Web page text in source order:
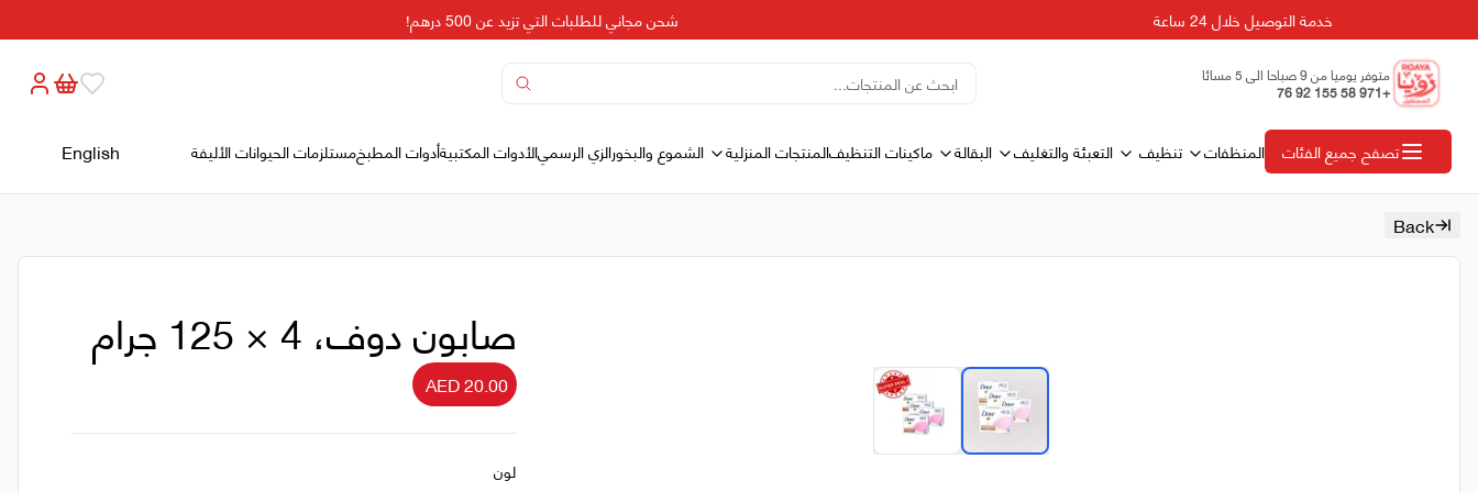
خدمة التوصيل خلال 24 ساعة شحن مجاني للطلبات التي تزيد عن 500 درهم!
متوفر يوميا من 9 صباحا الى 5 مسائا
+971 58 155 92 76
تصفح جميع الفئات المنظفات تنظيف التعبئة والتغليف البقالة ماكينات التنظيفالمنتجات المنزلية الشموع والبخورالزي الرسميالأدوات المكتبيةأدوات المطبخمستلزمات الحيوانات الأليفة English
Back
صابون دوف، 4 × 125 جرام
AED 20.00
لون